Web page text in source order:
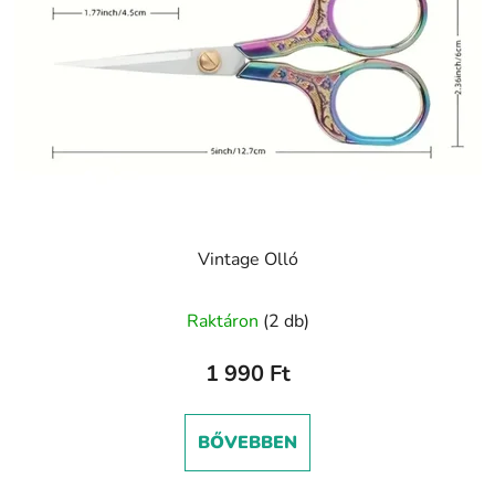
Vintage Olló
termék
átlagos
5-
ből
Raktáron (2 db)
1 990 Ft
BŐVEBBEN